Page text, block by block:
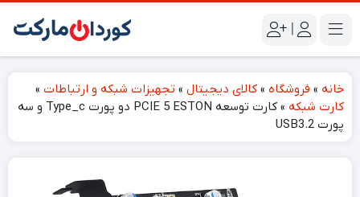
|
خانه » فروشگاه » کالای دیجیتال » تجهیزات شبکه و ارتباطات »
کارت شبکه »
کارت توسعه PCIE 5 ESTON دو پورت Type_c و سە
پورت USB3.2